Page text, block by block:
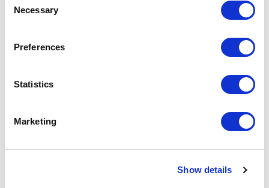
Selection
Necessary
Preferences
Statistics
Marketing
Show details
conceptual para extraer fibra del raquis, se extrae la fibra y se
ensayan diferentes formulaciones obtenidas desde el Subproyecto
LaUdGse ocupa del
, en el que se producen y
plástico suministrado por el Subproyecto 1 y fibra tratada para ser
procesada mediante inyección, moldeo por compresión,
LaCátedra UNESCO
, que evalúa el
naturales.